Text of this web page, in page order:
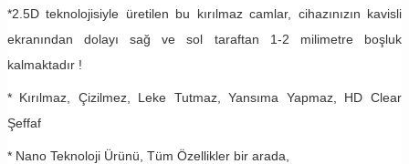
*2.5D teknolojisiyle üretilen bu kırılmaz camlar, cihazınızın kavisli
ekranından dolayı sağ ve sol taraftan 1-2 milimetre boşluk
kalmaktadır !
* Kırılmaz, Çizilmez, Leke Tutmaz, Yansıma Yapmaz, HD Clear
Şeffaf
* Nano Teknoloji Ürünü, Tüm Özellikler bir arada,